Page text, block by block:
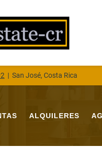
| San José, Costa Rica
ALQUILERES